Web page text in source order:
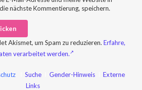
nächste Kommentierung, speichern.
Akismet, um Spam zu reduzieren. Erfahre,
verarbeitet werden.
Suche Gender-Hinweis
Externe
Links